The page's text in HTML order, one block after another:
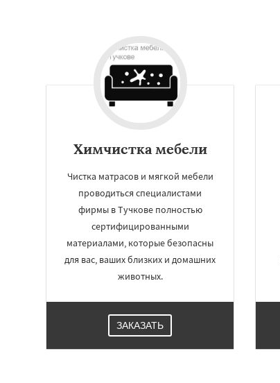
Химчистка мебели
Чистка матрасов и мягкой мебели
проводиться специалистами
фирмы в Тучкове полностью
сертифицированными
материалами, которые безопасны
для вас, ваших близких и домашних
животных.
ЗАКАЗАТЬ